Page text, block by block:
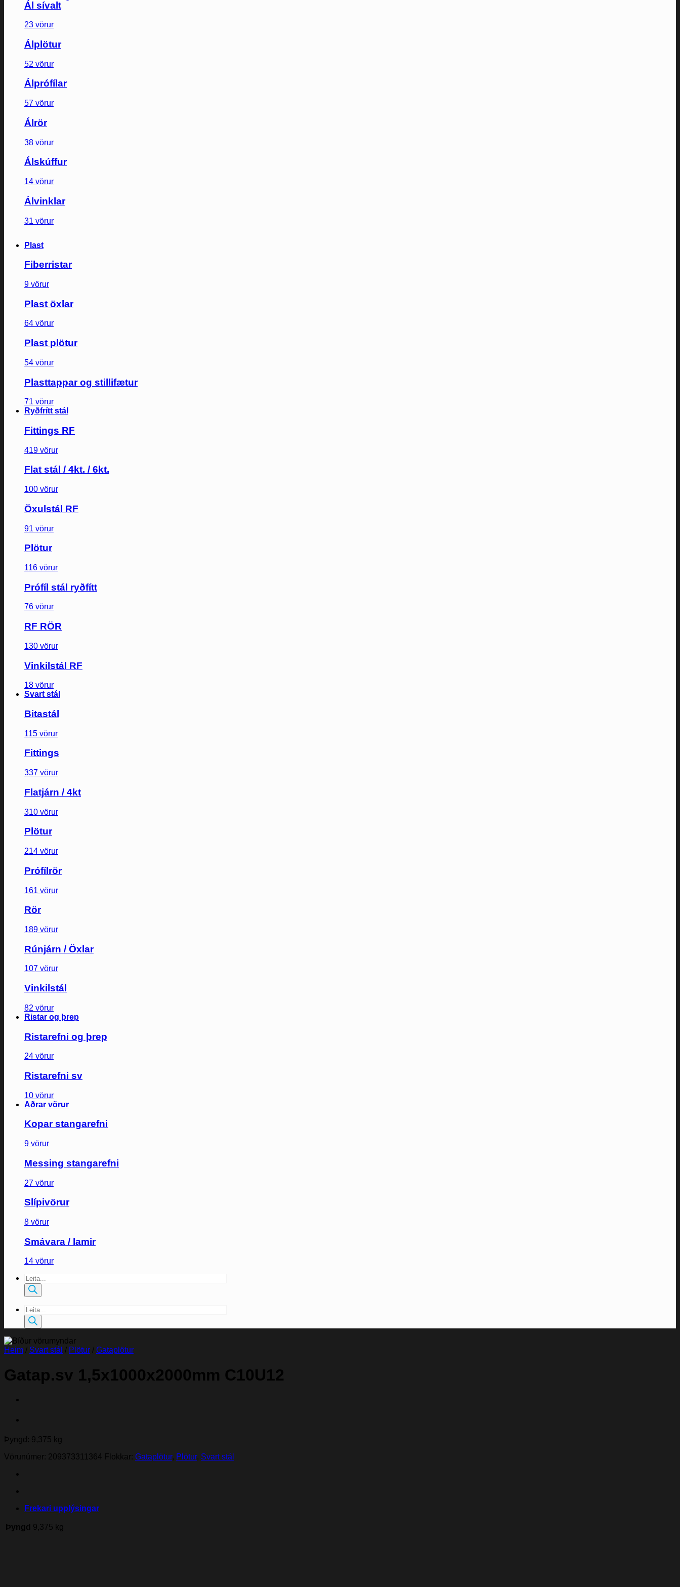
Ál sívalt
23 vörur
Álplötur
52 vörur
Álprófílar
57 vörur
Álrör
38 vörur
Álskúffur
14 vörur
Álvinklar
31 vörur
Plast
Fiberristar
9 vörur
Plast öxlar
64 vörur
Plast plötur
54 vörur
Plasttappar og stillifætur
71 vörur
Ryðfrítt stál
Fittings RF
419 vörur
Flat stál / 4kt. / 6kt.
100 vörur
Öxulstál RF
91 vörur
Plötur
116 vörur
Prófíl stál ryðfítt
76 vörur
RF RÖR
130 vörur
Vinkilstál RF
18 vörur
Svart stál
Bitastál
115 vörur
Fittings
337 vörur
Flatjárn / 4kt
310 vörur
Plötur
214 vörur
Prófílrör
161 vörur
Rör
189 vörur
Rúnjárn / Öxlar
107 vörur
Vinkilstál
82 vörur
Ristar og þrep
Ristarefni og þrep
24 vörur
Ristarefni sv
10 vörur
Aðrar vörur
Kopar stangarefni
9 vörur
Messing stangarefni
27 vörur
Slípivörur
8 vörur
Smávara / lamir
14 vörur
Products
search
Products
search
Heim / Svart stál / Plötur / Gataplötur
Gatap.sv 1,5x1000x2000mm C10U12
Þyngd: 9,375 kg
Vörunúmer: 209373311364 Flokkar: Gataplötur, Plötur, Svart stál
Frekari upplýsingar
Þyngd 9,375 kg